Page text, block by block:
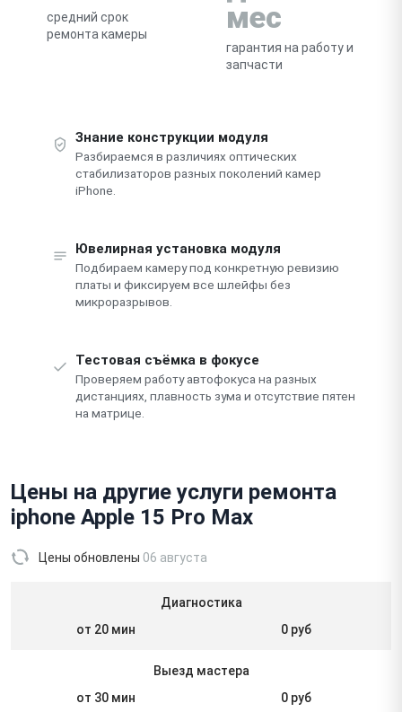
средний срок
ремонта камеры
мес
гарантия на работу и
запчасти
Знание конструкции модуля
Разбираемся в различиях оптических
стабилизаторов разных поколений камер
iPhone.
Ювелирная установка модуля
Подбираем камеру под конкретную ревизию
платы и фиксируем все шлейфы без
микроразрывов.
Тестовая съёмка в фокусе
Проверяем работу автофокуса на разных
дистанциях, плавность зума и отсутствие пятен
на матрице.
Цены на другие услуги ремонта
iphone Apple 15 Pro Max
Цены обновлены 06 августа
Диагностика
от 20 мин
0 руб
Выезд мастера
от 30 мин
0 руб